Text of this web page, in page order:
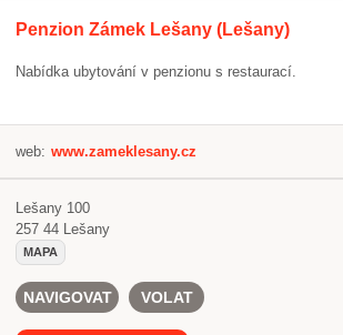
Penzion Zámek Lešany (Lešany)
Nabídka ubytování v penzionu s restaurací.
web: www.zameklesany.cz
Lešany 100
257 44 Lešany
MAPA
NAVIGOVAT VOLAT